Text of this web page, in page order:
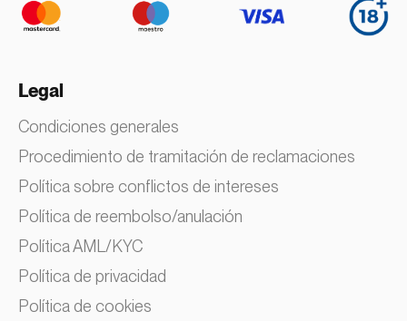
Legal
Condiciones generales
Procedimiento de tramitación de reclamaciones
Política sobre conflictos de intereses
Política de reembolso/anulación
Política AML/KYC
Política de privacidad
Política de cookies